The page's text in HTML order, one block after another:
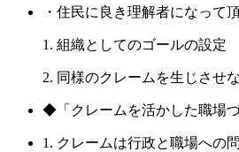
・住民に良き理解者になって
1. 組織としてのゴールの設定
2. 同様のクレームを生じさせ
◆「クレームを活かした職場づ
1. クレームは行政と職場への